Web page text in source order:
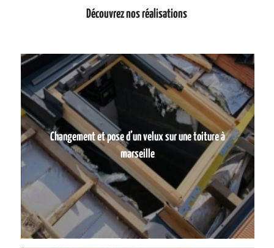
Découvrez nos réalisations
Changement et pose d’un velux sur une toiture à
marseille